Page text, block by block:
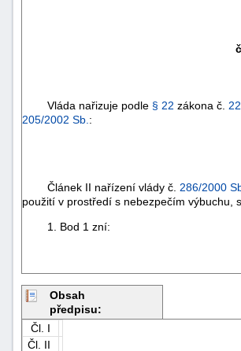
Vláda nařizuje podle § 22 zákona č.
205/2002 Sb. :
Článek II nařízení vlády č. 286/2000
použití v prostředí s nebezpečím výbuchu,
1. Bod 1 zní:
Obsah
předpisu:
Čl. I
Čl. II